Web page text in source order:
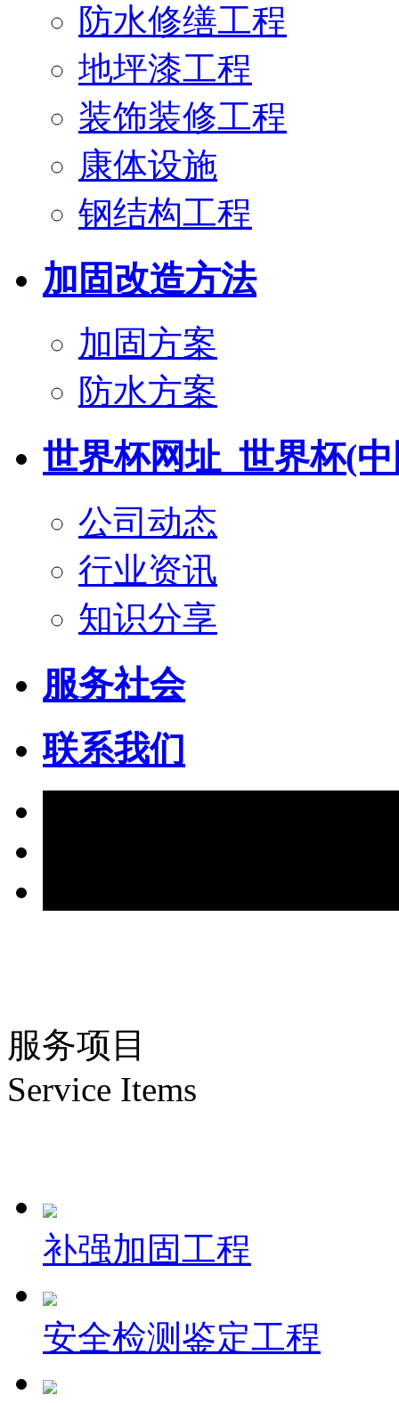
防水修缮工程
地坪漆工程
装饰装修工程
康体设施
钢结构工程
加固改造方法
加固方案
防水方案
世界杯网址_世界杯(
公司动态
行业资讯
知识分享
服务社会
联系我们
服务项目
Service Items
补强加固工程
安全检测鉴定工程